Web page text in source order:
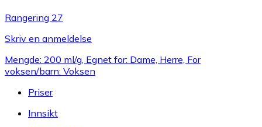
Rangering 27
Skriv en anmeldelse
Mengde: 200 ml/g, Egnet for: Dame, Herre, For
voksen/barn: Voksen
Priser
Innsikt